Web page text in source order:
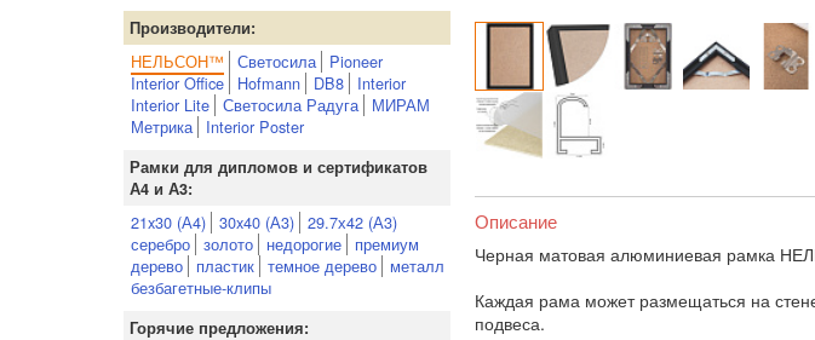
Производители:
НЕЛЬСОН™ Светосила
Pioneer
Interior Office
Hofmann DB8
Interior
Interior Lite Светосила Радуга
МИРАМ
Метрика
Interior Poster
Рамки для дипломов и сертификатов
А4 и А3:
21x30 (А4) 30x40 (А3) 29.7х42 (А3)
серебро золото недорогие
премиум
дерево
пластик темное дерево
металл
безбагетные-клипы
Горячие предложения:
Описание
Черная матовая алюминиевая рамка
Каждая рама может размещаться на
подвеса.